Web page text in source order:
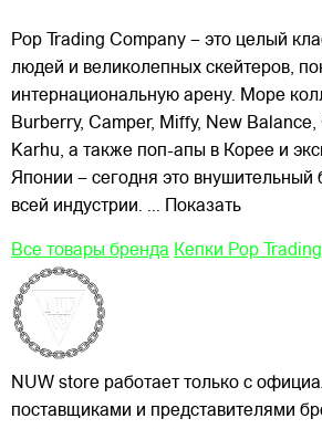
Pop Trading Company – это целый
людей и великолепных скейтеров,
интернациональную арену. Море
Burberry, Camper, Miffy, New
Karhu, а также поп-апы в Корее и
Японии – сегодня это внушительный
всей индустрии. ... Показать
Все товары бренда Кепки Pop
NUW store работает только с
поставщиками и представителями